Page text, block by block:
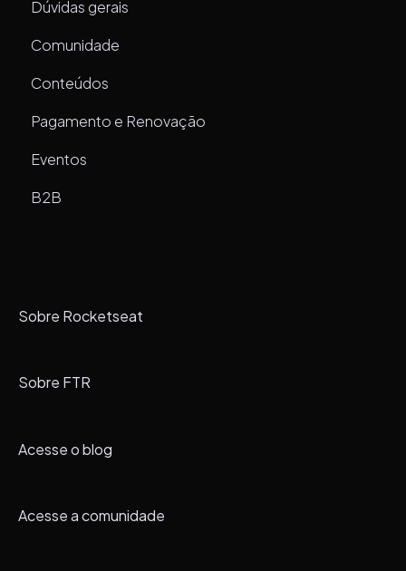
Dúvidas gerais
Comunidade
Conteúdos
Pagamento e Renovação
Eventos
B2B
Sobre Rocketseat
Sobre FTR
Acesse o blog
Acesse a comunidade